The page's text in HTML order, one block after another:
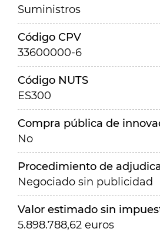
Suministros
Código CPV
33600000-6
Código NUTS
ES300
Compra pública de
No
Procedimiento de
Negociado sin publicidad
Valor estimado sin
5.898.788,62 euros